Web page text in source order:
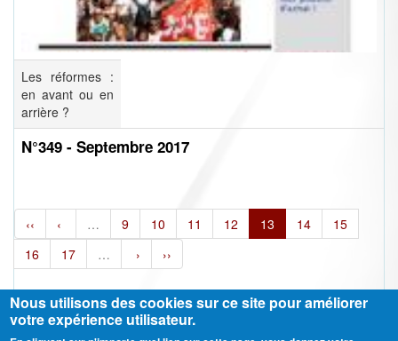
Les réformes :
en avant ou en
arrière ?
N°349 - Septembre 2017
‹‹ ‹ … 9 10 11 12 13 14
15
16
17 … › ››
Nous utilisons des cookies sur ce site pour améliorer
votre expérience utilisateur.